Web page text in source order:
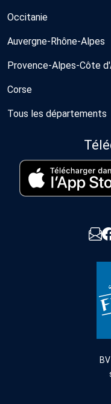
Occitanie
Auvergne-Rhône-Alpes
Provence-Alpes-Côte
Corse
Tous les départements